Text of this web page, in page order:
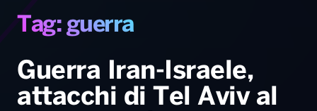
Hit Dance
Giochi&Concorsi
PALATOUR
Locali
Musica e Spettacolo
Sport
Playlist
Generale
Novità
Notiziario
Interviste
Gallery
Radio Norba News TV
Voce al Bari
Tag: guerra
Guerra Iran-Israele,
attacchi di Tel Aviv al